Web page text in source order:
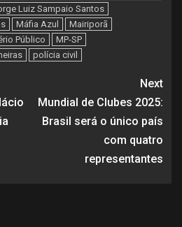
Luiz Sampaio Santos
Máfia Azul
Mairiporã
Público
MP-SP
polícia civil
Next
Mundial de Clubes 2025:
Brasil será o único país
com quatro
representantes